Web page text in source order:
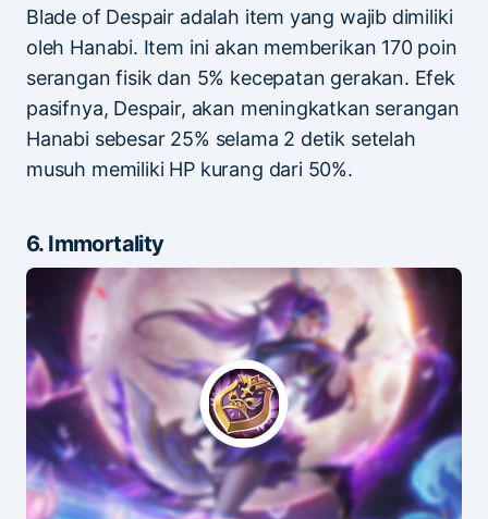
Blade of Despair adalah item yang wajib dimiliki
oleh Hanabi. Item ini akan memberikan 170 poin
serangan fisik dan 5% kecepatan gerakan. Efek
pasifnya, Despair, akan meningkatkan serangan
Hanabi sebesar 25% selama 2 detik setelah
musuh memiliki HP kurang dari 50%.
6. Immortality